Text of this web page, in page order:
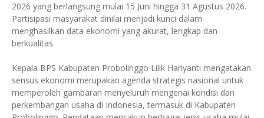
2026 yang berlangsung mulai 15 Juni hingga 31 Agustus 2026.
Partisipasi masyarakat dinilai menjadi kunci dalam
menghasilkan data ekonomi yang akurat, lengkap dan
berkualitas.
Kepala BPS Kabupaten Probolinggo Lilik Hariyanti mengatakan
sensus ekonomi merupakan agenda strategis nasional untuk
memperoleh gambaran menyeluruh mengenai kondisi dan
perkembangan usaha di Indonesia, termasuk di Kabupaten